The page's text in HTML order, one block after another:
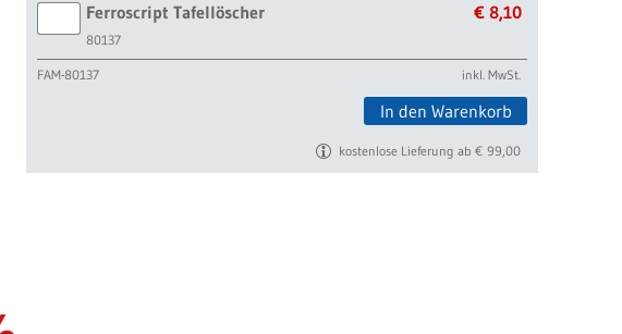
Ferroscript Tafellöscher
80137
€ 8,10
FAM-80137 inkl. MwSt.
In den Warenkorb
kostenlose Lieferung ab € 99,00